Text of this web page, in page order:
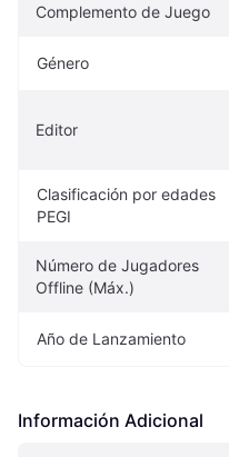
Complemento de Juego
Género
Editor
Clasificación por edades
PEGI
Número de Jugadores
Offline (Máx.)
Año de Lanzamiento
Información Adicional